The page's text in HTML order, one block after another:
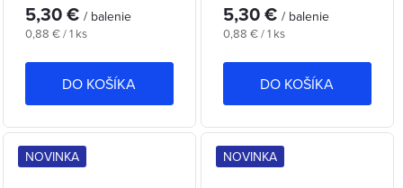
5,30 € / balenie
Jednotková
0,88 € / 1 ks
DO KOŠÍKA
5,30 € / balenie
Jednotková
0,88 € / 1 ks
DO KOŠÍKA
NOVINKA NOVINKA